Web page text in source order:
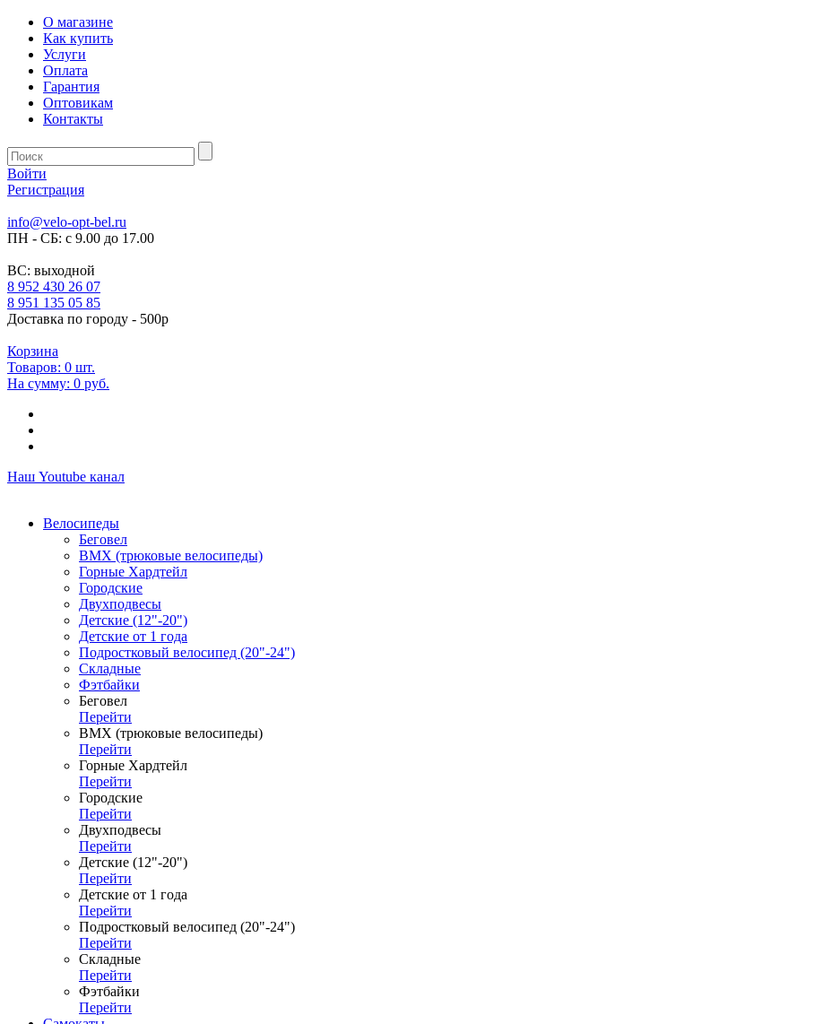
О магазине
Как купить
Услуги
Оплата
Гарантия
Оптовикам
Контакты
Войти
Регистрация
info@velo-opt-bel.ru
ПН - СБ: с 9.00 до 17.00
ВС: выходной
8 952 430 26 07
8 951 135 05 85
Доставка по городу - 500р
Корзина
Товаров: 0 шт.
На сумму: 0 руб.
Наш Youtube канал
Велосипеды
Беговел
ВМХ (трюковые велосипеды)
Горные Хардтейл
Городские
Двухподвесы
Детские (12"-20")
Детские от 1 года
Подростковый велосипед (20"-24")
Складные
Фэтбайки
Беговел
Перейти
ВМХ (трюковые велосипеды)
Перейти
Горные Хардтейл
Перейти
Городские
Перейти
Двухподвесы
Перейти
Детские (12"-20")
Перейти
Детские от 1 года
Перейти
Подростковый велосипед (20"-24")
Перейти
Складные
Перейти
Фэтбайки
Перейти